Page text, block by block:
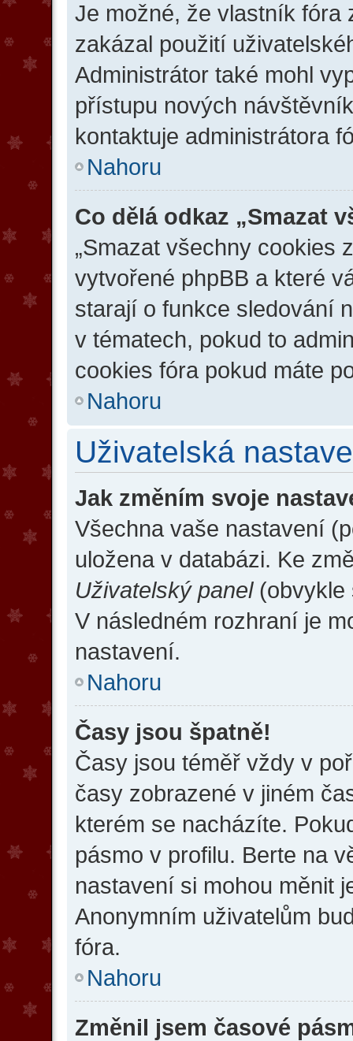
Je možné, že vlastník fóra
zakázal použití
Administrátor také mohl
přístupu nových
kontaktuje administrátora
Nahoru
Co dělá odkaz „Smazat
„Smazat všechny cookies
vytvořené phpBB a které
starají o funkce sledování
v tématech, pokud to
cookies fóra pokud máte
Nahoru
Uživatelská
Jak změním svoje
Všechna vaše nastavení
uložena v databázi. Ke
Uživatelský panel(obvykle
V následném rozhraní je
nastavení.
Nahoru
Časy jsou špatně!
Časy jsou téměř vždy v
časy zobrazené v jiném
kterém se nacházíte.
pásmo v profilu. Berte na
nastavení si mohou měnit
Anonymním uživatelům
fóra.
Nahoru
Změnil jsem časové